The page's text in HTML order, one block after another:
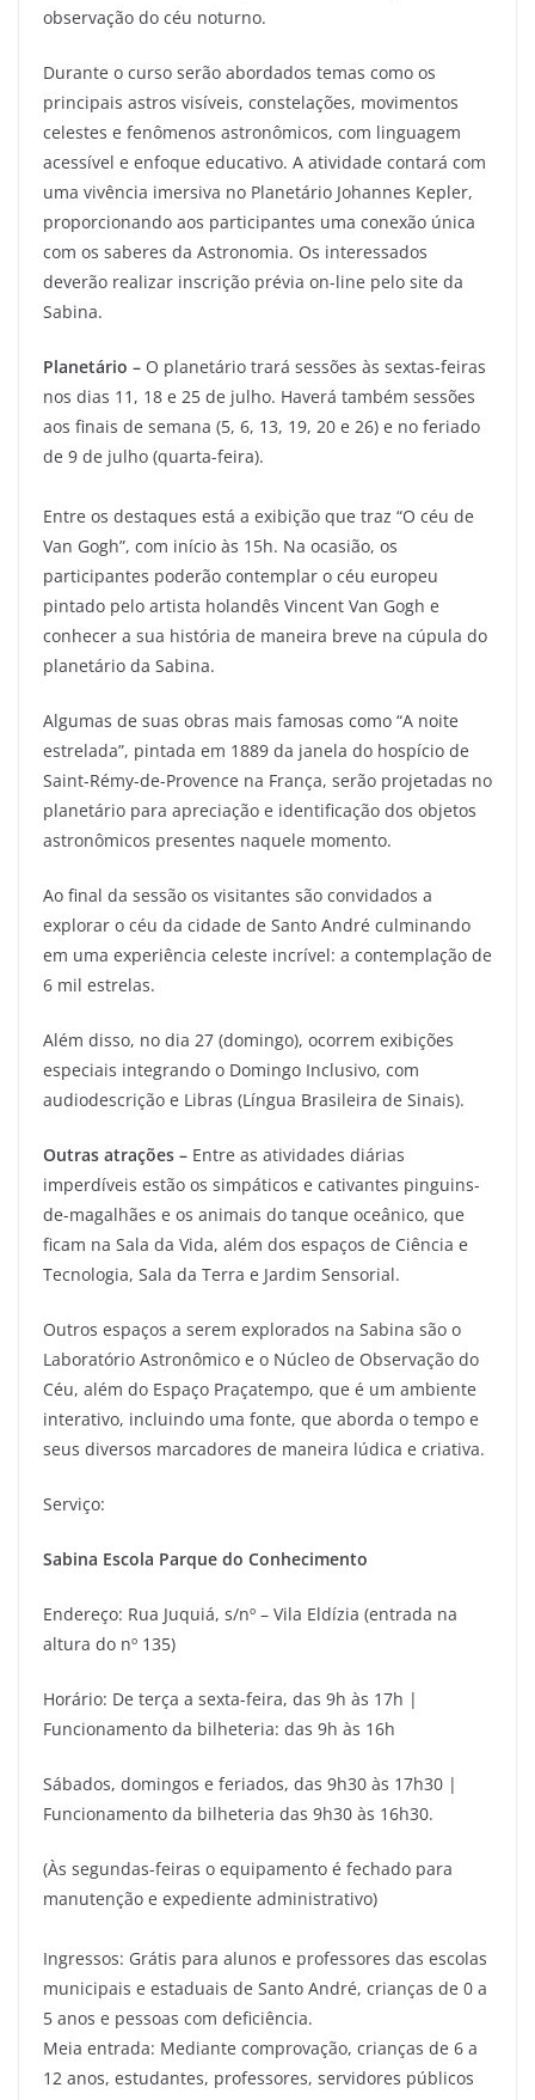
observação do céu noturno.
Durante o curso serão abordados temas como os
principais astros visíveis, constelações, movimentos
celestes e fenômenos astronômicos, com linguagem
acessível e enfoque educativo. A atividade contará com
uma vivência imersiva no Planetário Johannes Kepler,
proporcionando aos participantes uma conexão única
com os saberes da Astronomia. Os interessados
deverão realizar inscrição prévia on-line pelo site da
Sabina.
Planetário – O planetário trará sessões às sextas-feiras
nos dias 11, 18 e 25 de julho. Haverá também sessões
aos finais de semana (5, 6, 13, 19, 20 e 26) e no feriado
de 9 de julho (quarta-feira).
Entre os destaques está a exibição que traz “O céu de
Van Gogh”, com início às 15h. Na ocasião, os
participantes poderão contemplar o céu europeu
pintado pelo artista holandês Vincent Van Gogh e
conhecer a sua história de maneira breve na cúpula do
planetário da Sabina.
Algumas de suas obras mais famosas como “A noite
estrelada”, pintada em 1889 da janela do hospício de
Saint-Rémy-de-Provence na França, serão projetadas no
planetário para apreciação e identificação dos objetos
astronômicos presentes naquele momento.
Ao final da sessão os visitantes são convidados a
explorar o céu da cidade de Santo André culminando
em uma experiência celeste incrível: a contemplação de
6 mil estrelas.
Além disso, no dia 27 (domingo), ocorrem exibições
especiais integrando o Domingo Inclusivo, com
audiodescrição e Libras (Língua Brasileira de Sinais).
Outras atrações – Entre as atividades diárias
imperdíveis estão os simpáticos e cativantes pinguins-
de-magalhães e os animais do tanque oceânico, que
ficam na Sala da Vida, além dos espaços de Ciência e
Tecnologia, Sala da Terra e Jardim Sensorial.
Outros espaços a serem explorados na Sabina são o
Laboratório Astronômico e o Núcleo de Observação do
Céu, além do Espaço Praçatempo, que é um ambiente
interativo, incluindo uma fonte, que aborda o tempo e
seus diversos marcadores de maneira lúdica e criativa.
Serviço:
Sabina Escola Parque do Conhecimento
Endereço: Rua Juquiá, s/nº – Vila Eldízia (entrada na
altura do nº 135)
Horário: De terça a sexta-feira, das 9h às 17h |
Funcionamento da bilheteria: das 9h às 16h
Sábados, domingos e feriados, das 9h30 às 17h30 |
Funcionamento da bilheteria das 9h30 às 16h30.
(Às segundas-feiras o equipamento é fechado para
manutenção e expediente administrativo)
Ingressos: Grátis para alunos e professores das escolas
municipais e estaduais de Santo André, crianças de 0 a
5 anos e pessoas com deficiência.
Meia entrada: Mediante comprovação, crianças de 6 a
12 anos, estudantes, professores, servidores públicos